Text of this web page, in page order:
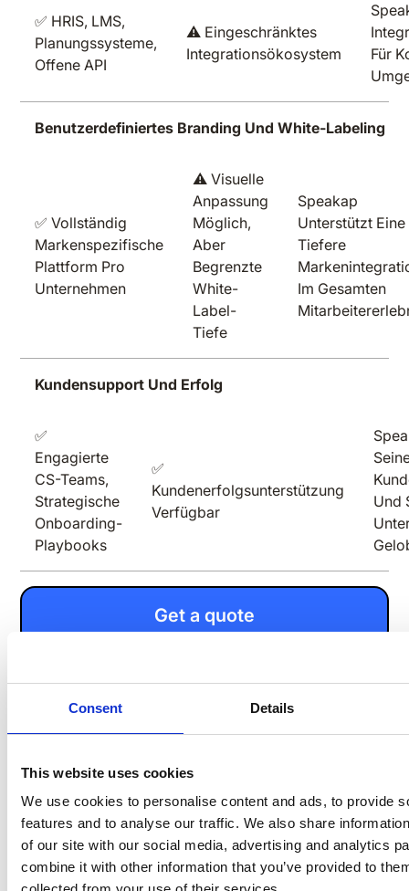
Consent Details
This website uses cookies
We use cookies to personalise content and ads, to provide
features and to analyse our traffic. We also share
of our site with our social media, advertising and analytics
combine it with other information that you’ve provided to
✅ HRIS, LMS,
Planungssysteme,
Offene API
⚠️ Eingeschränktes
Integrationsökosystem
Für
Benutzerdefiniertes Branding Und White-Labeling
✅ Vollständig
Markenspezifische
Plattform Pro
Unternehmen
⚠️ Visuelle
Anpassung
Möglich,
Aber
Begrenzte
White-
Label-
Tiefe
Speakap
Unterstützt Eine
Tiefere
Im Gesamten
Kundensupport Und Erfolg
✅
Engagierte
CS-Teams,
Strategische
Onboarding-
Playbooks
✅
Kundenerfolgsunterstützung
Verfügbar
Und
Get a quote
Preisvergleich:
LOLYO bietet ein gestaffeltes Preismodell mit einer
monatlichen Gebühr pro Benutzer und einer
obligatorischen Grundgebühr. Zusätzliche Kosten für
Integrationen von Drittanbietern, Marken-Apps und